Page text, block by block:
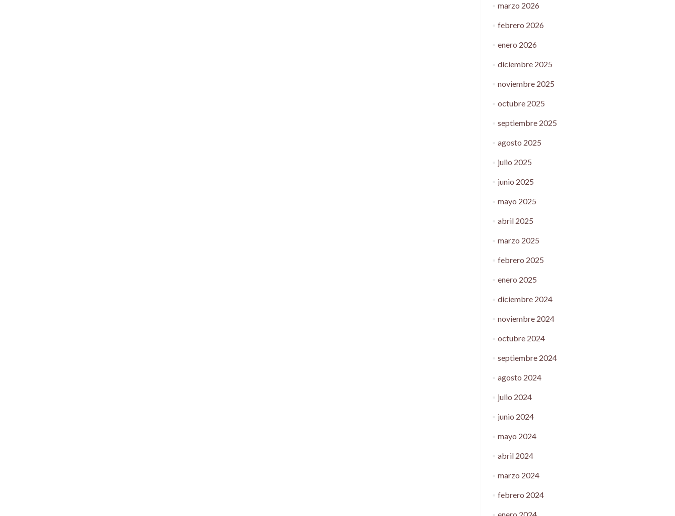
marzo 2026
febrero 2026
enero 2026
diciembre 2025
noviembre 2025
octubre 2025
septiembre 2025
agosto 2025
julio 2025
junio 2025
mayo 2025
abril 2025
marzo 2025
febrero 2025
enero 2025
diciembre 2024
noviembre 2024
octubre 2024
septiembre 2024
agosto 2024
julio 2024
junio 2024
mayo 2024
abril 2024
marzo 2024
febrero 2024